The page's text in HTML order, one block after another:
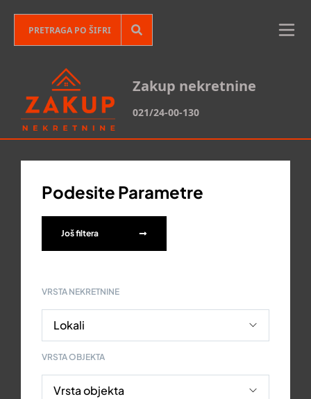
Zakup nekretnine
021/24-00-130
Podesite Parametre
Još filtera
VRSTA NEKRETNINE
VRSTA OBJEKTA